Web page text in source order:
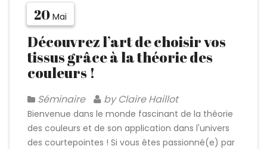
20 Mai
Découvrez l’art de choisir vos
tissus grâce à la théorie des
couleurs !
Séminaire by Claire Haillot
Bienvenue dans le monde fascinant de la théorie
des couleurs et de son application dans l'univers
des courtepointes ! Si vous êtes passionné(e) par